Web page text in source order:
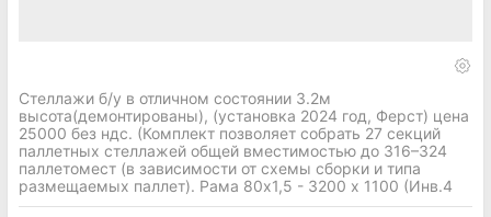
Стеллажи б/у в отличном состоянии 3.2м
высота(демонтированы), (установка 2024 год, Ферст) цена
25000 без ндс. (Комплект позволяет собрать 27 секций
паллетных стеллажей общей вместимостью до 316–324
паллетомест (в зависимости от схемы сборки и типа
размещаемых паллет). Рама 80х1,5 - 3200 х 1100 (Инв.4